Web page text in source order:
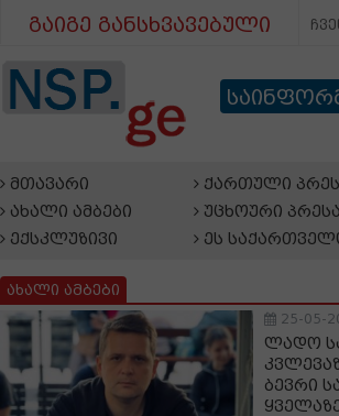
გაიგე განსხვავებული
მთავარი
ახალი ამბები
ექსკლუზივი
ქართული
უცხოური პრესა
ეს
ახალი ამბები
25-05-
ლადო
ბევრი